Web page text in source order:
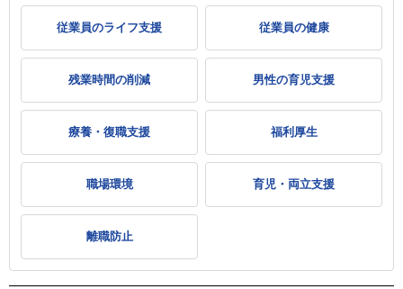
従業員のライフ支援 従業員の健康
残業時間の削減 男性の育児支援
療養・復職支援 福利厚生
職場環境 育児・両立支援
離職防止